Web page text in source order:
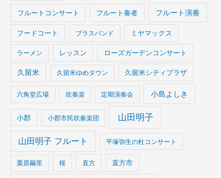
フルートコンサート フルート奏者 フルート演奏
フードコート ブラスバンド ミヤマックス
ラーメン レッスン ローズガーデンコンサート
久留米 久留米ゆめタウン 久留米シティプラザ
六角堂広場 吹奏楽 定期演奏会 小島よしき
小郡 小郡市民吹奏楽団 山田明子
山田明子 フルート 平塚弥生の杜コンサート
栗原繭里 桜 直方 直方市